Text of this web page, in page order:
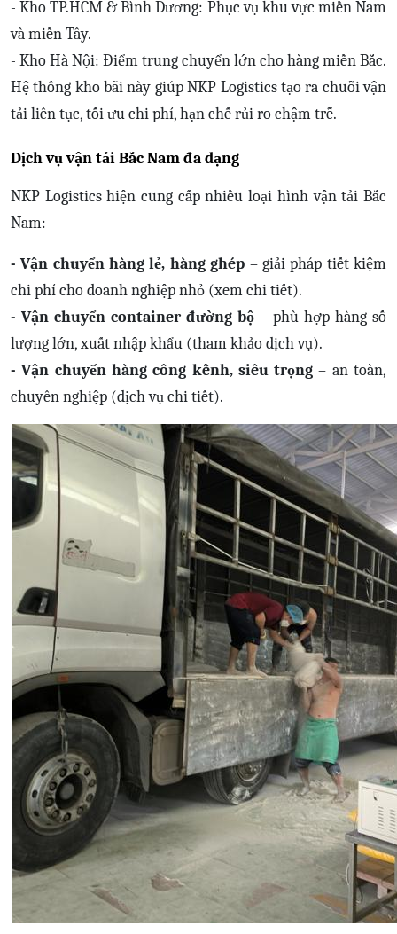
- Kho TP.HCM & Bình Dương: Phục vụ khu vực miền Nam
và miền Tây.
- Kho Hà Nội: Điểm trung chuyển lớn cho hàng miền Bắc.
Hệ thống kho bãi này giúp NKP Logistics tạo ra chuỗi vận
tải liên tục, tối ưu chi phí, hạn chế rủi ro chậm trễ.
Dịch vụ vận tải Bắc Nam đa dạng
NKP Logistics hiện cung cấp nhiều loại hình vận tải Bắc
Nam:
- Vận chuyển hàng lẻ, hàng ghép – giải pháp tiết kiệm
chi phí cho doanh nghiệp nhỏ (xem chi tiết).
- Vận chuyển container đường bộ – phù hợp hàng số
lượng lớn, xuất nhập khẩu (tham khảo dịch vụ).
- Vận chuyển hàng công kềnh, siêu trọng – an toàn,
chuyên nghiệp (dịch vụ chi tiết).